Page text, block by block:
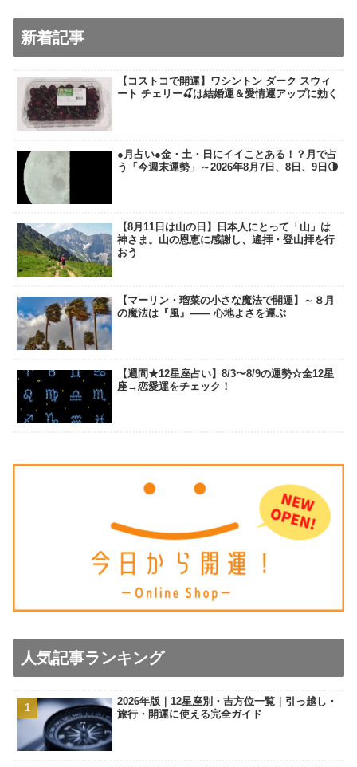
新着記事
【コストコで開運】ワシントン ダーク スウィ
ート チェリー🍒は結婚運＆愛情運アップに効く
●月占い●金・土・日にイイことある！？月で占
う「今週末運勢」～2026年8月7日、8日、9日🌗
【8月11日は山の日】日本人にとって「山」は
神さま。山の恩恵に感謝し、遙拝・登山拝を行
おう
【マーリン・瑠菜の小さな魔法で開運】～８月
の魔法は『風』―― 心地よさを運ぶ
【週間★12星座占い】8/3〜8/9の運勢☆全12星
座→恋愛運をチェック！
人気記事ランキング
2026年版｜12星座別・吉方位一覧｜引っ越し・
旅行・開運に使える完全ガイド